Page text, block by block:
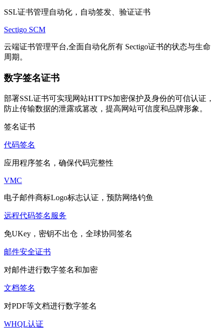
SSL证书管理自动化，自动签发、验证证书
Sectigo SCM
云端证书管理平台,全面自动化所有 Sectigo证书的状态与生命
周期。
数字签名证书
部署SSL证书可实现网站HTTPS加密保护及身份的可信认证，
防止传输数据的泄露或篡改，提高网站可信度和品牌形象。
签名证书
代码签名
应用程序签名，确保代码完整性
VMC
电子邮件商标Logo标志认证，预防网络钓鱼
远程代码签名服务
免UKey，密钥不出仓，全球协同签名
邮件安全证书
对邮件进行数字签名和加密
文档签名
对PDF等文档进行数字签名
WHQL认证